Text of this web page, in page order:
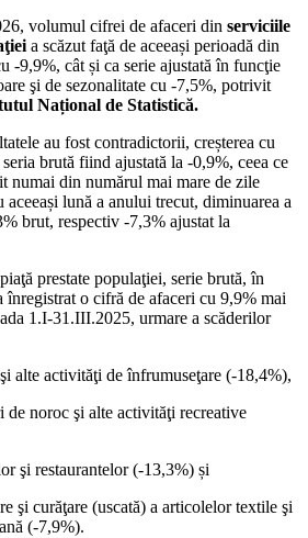
volumul cifrei de afaceri din serviciile
a scăzut faţă de aceeași perioadă din
-9,9%, cât și ca serie ajustată în funcţie
şi de sezonalitate cu -7,5%, potrivit
Național de Statistică.
au fost contradictorii, creșterea cu
brută fiind ajustată la -0,9%, ceea ce
numai din numărul mai mare de zile
lună a anului trecut, diminuarea a
brut, respectiv -7,3% ajustat la
prestate populaţiei, serie brută, în
o cifră de afaceri cu 9,9% mai
1.I-31.III.2025, urmare a scăderilor
alte activităţi de înfrumuseţare (-18,4%),
de noroc şi alte activităţi recreative
şi restaurantelor (-13,3%) și
şi curăţare (uscată) a articolelor textile şi
(-7,9%).